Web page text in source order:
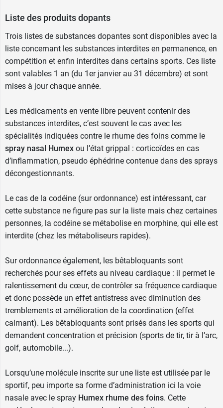
infection virale
virus de l'herpès qu'elle soit nasale,
oculaire ou même orale
infection fongique(candidose etc).
Précautions d'utilisation de Humex
Rhume des foins
L'efficacité d'Humex rhume des foins est
pleinement évaluable au bout de 48 à 72h (un
délai de quelques jours est nécessaire pour
évaluer son efficacité). Siaucune amélioration
n'est observéeau bout d'une semaine, consultez
votre médecin.
votre médecin avant toute utilisation de Humex
rhume des foins.
Si vous notez l'apparition de symptômes
écoulement nasal infecté (jaune), une
conjonctivite ou un essoufflement, des
sifflements, de la toux (signes d'asthme), arrêtez
le traitement par Humex Rhume des foins et
consultez un médecin.
De même, consultez votre médecin si vos
symptômes de rhume des foins continuent en
dehors de la période de pollinisation.
Ne jamais augmenter
les doses et la posologie
préconisées ni la durée du traitement par le
spray Humex Rhume des foins.
Liste des produits dopants
Trois listes de substances dopantes sont disponibles avec la
liste concernant les substances interdites en permanence, en
compétition et enfin interdites dans certains sports. Ces liste
sont valables 1 an (du 1er janvier au 31 décembre) et sont
mises à jour chaque année.
Les médicaments en vente libre peuvent contenir des
substances interdites, c’est souvent le cas avec les
spécialités indiquées contre le rhume des foins comme le
spray nasal Humex ou l’état grippal : corticoïdes en cas
d’inflammation, pseudo éphédrine contenue dans des sprays
décongestionnants.
Le cas de la codéine (sur ordonnance) est intéressant, car
cette substance ne figure pas sur la liste mais chez certaines
personnes, la codéine se métabolise en morphine, qui elle est
interdite (chez les métaboliseurs rapides).
Sur ordonnance également, les bêtabloquants sont
recherchés pour ses effets au niveau cardiaque : il permet le
ralentissement du cœur, de contrôler sa fréquence cardiaque
et donc possède un effet antistress avec diminution des
tremblements et amélioration de la coordination (effet
calmant). Les bêtabloquants sont prisés dans les sports qui
demandent concentration et précision (sports de tir, tir à l’arc,
golf, automobile...).
Lorsqu’une molécule inscrite sur une liste est utilisée par le
sportif, peu importe sa forme d’administration ici la voie
nasale avec le spray Humex rhume des foins. Cette